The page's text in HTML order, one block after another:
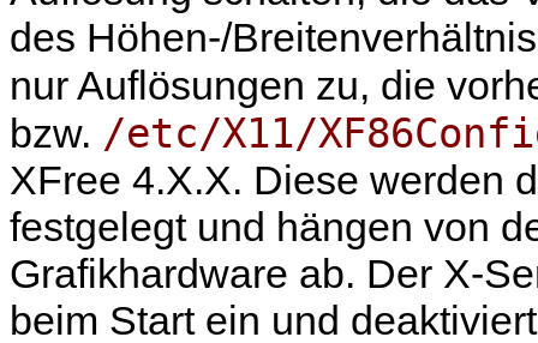
des Höhen-/
nur Auflösungen zu, die
bzw. /etc/X11/
XFree 4.X.X. Diese werden
festgelegt und hängen von
Grafikhardware ab. Der X-
beim Start ein und